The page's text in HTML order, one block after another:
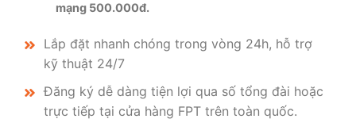
mạng 500.000đ.
Lắp đặt nhanh chóng trong vòng 24h, hỗ trợ
kỹ thuật 24/7
Đăng ký dễ dàng tiện lợi qua số tổng đài hoặc
trực tiếp tại cửa hàng FPT trên toàn quốc.